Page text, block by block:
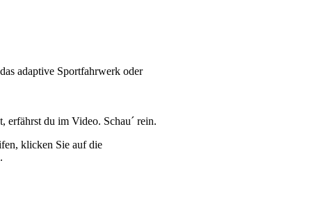
adaptive Sportfahrwerk oder
erfährst du im Video. Schau´ rein.
klicken Sie auf die